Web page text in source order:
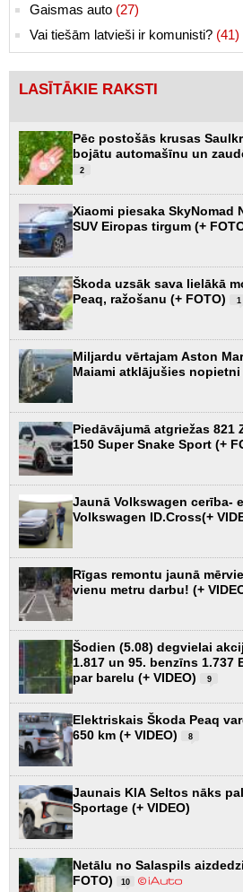
Gaismas auto (27)
Vai tiešām latvieši ir komunisti? (41)
LASĪTĀKIE RAKSTI
Pēc postošās krusas
bojātu automašīnu un
2
Xiaomi piesaka SkyNomad
SUV Eiropas tirgum (+
Škoda uzsāk sava lielākā
Peaq, ražošanu (+ FOTO)
1
Miljardu vērtajam Aston
Maiami atklājušies
Piedāvājumā atgriežas 821
150 Super Snake Sport (+
Jaunā Volkswagen cerība-
Volkswagen ID.Cross(+
Rīgas remontu jaunā
vienu metru darbu! (+
Šodien (5.08) degvielai
1.817 un 95. benzīns 1.737
par barelu (+ VIDEO)
9
Elektriskais Škoda Peaq
650 km (+ VIDEO)
8
Jaunais KIA Seltos nāks
Sportage (+ VIDEO)
Netālu no Salaspils
FOTO)
10